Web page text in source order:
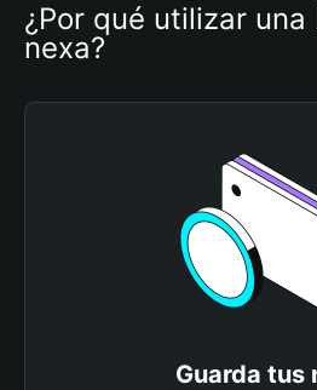
¿Por qué utilizar
nexa?
Guarda tus